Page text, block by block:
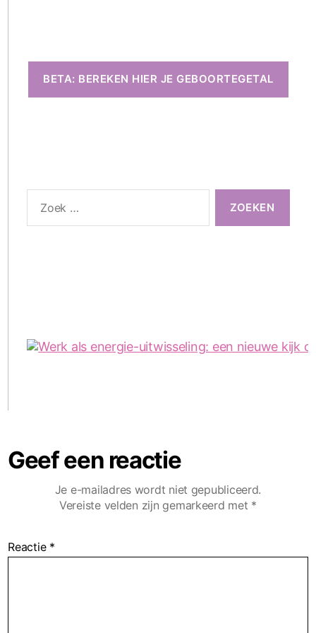
BETA: BEREKEN HIER JE GEBOORTEGETAL
naar:
Geef een reactie
Je e-mailadres wordt niet gepubliceerd.
Vereiste velden zijn gemarkeerd met *
Reactie *